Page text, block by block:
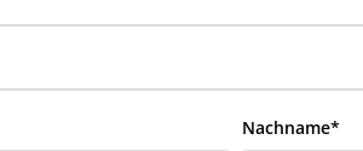
Nachname*